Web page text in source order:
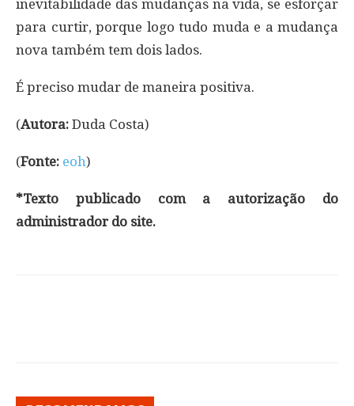
inevitabilidade das mudanças na vida, se esforçar
para curtir, porque logo tudo muda e a mudança
nova também tem dois lados.
É preciso mudar de maneira positiva.
(Autora: Duda Costa)
(Fonte: eoh)
*Texto publicado com a autorização do
administrador do site.